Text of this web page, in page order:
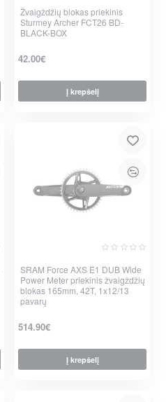
Žvaigždžių blokas priekinis
Sturmey Archer FCT26 BD-
BLACK-BOX
42.00€
Į krepšelį
Nauja
SRAM Force AXS E1 DUB Wide
Power Meter priekinis žvaigždžių
blokas 165mm, 42T, 1x12/13
pavarų
514.90€
Į krepšelį